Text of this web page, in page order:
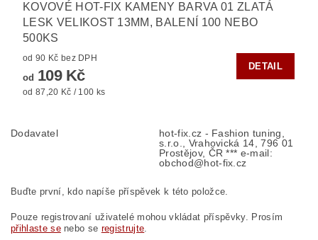
KOVOVÉ HOT-FIX KAMENY BARVA 01 ZLATÁ
LESK VELIKOST 13MM, BALENÍ 100 NEBO
500KS
od 90 Kč bez DPH
od 109 Kč
od 87,20 Kč / 100 ks
DETAIL
Dodavatel
hot-fix.cz - Fashion tuning,
s.r.o., Vrahovická 14, 796 01
Prostějov, ČR *** e-mail:
obchod@hot-fix.cz
Buďte první, kdo napíše příspěvek k této položce.
Pouze registrovaní uživatelé mohou vkládat příspěvky. Prosím
přihlaste senebo se registrujte.